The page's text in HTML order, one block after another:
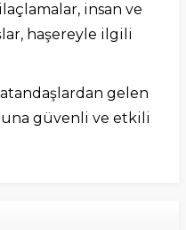
insan ve
haşereyle ilgili
gelen
güvenli ve etkili